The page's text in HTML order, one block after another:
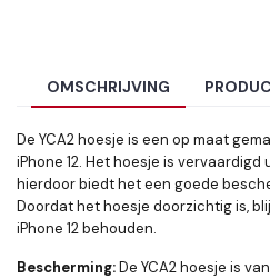
OMSCHRIJVING
De YCA2 hoesje is een op maat
iPhone 12. Het hoesje is vervaardigd
hierdoor biedt het een goede
Doordat het hoesje doorzichtig is,
iPhone 12 behouden.
Bescherming:De YCA2hoesje is